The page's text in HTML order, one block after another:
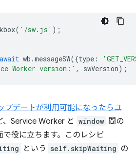
( '/sw.js' );
await wb .messageSW({type :
Worker version:' , swVersion);
プデートが利用可能になったらユ
、Service Worker と window 間の
役に立ちます。このレシピ
という self.skipWaiting の